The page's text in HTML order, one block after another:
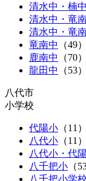
清水中・楠中
清水中・竜
清水中・竜
竜南中
（49）
鹿南中
（70）
龍田中
（53）
八代市
小学校
代陽小 （11 ）
八代小 （11 ）
八代小・代
八千把小 （
八千把小学校